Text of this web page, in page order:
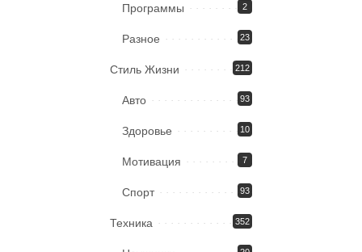
Программы 2
Разное 23
Стиль Жизни 212
Авто 93
Здоровье 10
Мотивация 7
Спорт 93
Техника 352